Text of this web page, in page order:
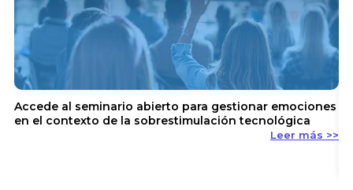
Accede al seminario abierto para gestionar emociones
en el contexto de la sobrestimulación tecnológica
Leer más >>